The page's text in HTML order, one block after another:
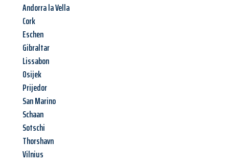
Andorra la Vella
Cork
Eschen
Gibraltar
Lissabon
Osijek
Prijedor
San Marino
Schaan
Sotschi
Thorshavn
Vilnius